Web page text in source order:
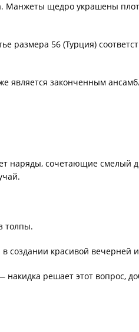
Манжеты щедро украшены
размера 56 (Турция)
является законченным
сочетающие смелый
толпы.
создании красивой
решает этот вопрос,